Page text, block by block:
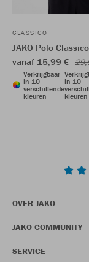
CLASSICO
JAKO Polo Classico
vanaf 15,99 €
Verkrijgbaar
in 10
verschillende
kleuren
in 10
kleuren
OVER JAKO
JAKO COMMUNITY
SERVICE